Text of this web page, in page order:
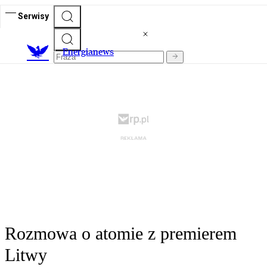
Serwisy
Energianews
Rozmowa o atomie z premierem
Litwy